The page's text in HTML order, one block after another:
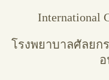
International
โรงพยาบาลศัลยก